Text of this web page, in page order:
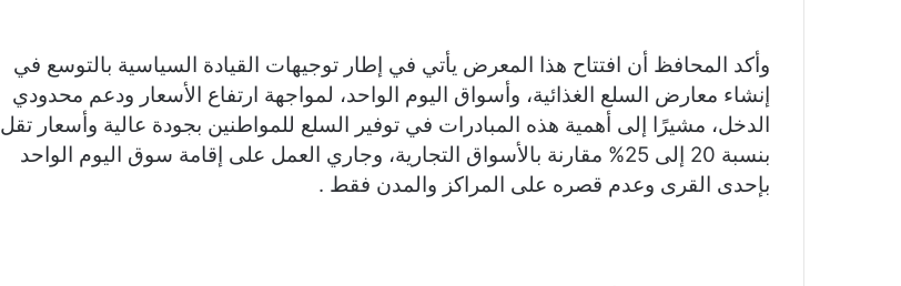
k
er
وأكد المحافظ أن افتتاح هذا المعرض يأتي في إطار توجيهات القيادة السياسية بالتوسع في
إنشاء معارض السلع الغذائية، وأسواق اليوم الواحد، لمواجهة ارتفاع الأسعار ودعم محدودي
الدخل، مشيرًا إلى أهمية هذه المبادرات في توفير السلع للمواطنين بجودة عالية وأسعار تقل
بنسبة 20 إلى 25% مقارنة بالأسواق التجارية، وجاري العمل على إقامة سوق اليوم الواحد
بإحدى القرى وعدم قصره على المراكز والمدن فقط .